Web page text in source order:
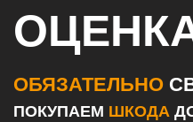
ОБЯЗАТЕЛЬНО
ПОКУПАЕМ ШКОДА